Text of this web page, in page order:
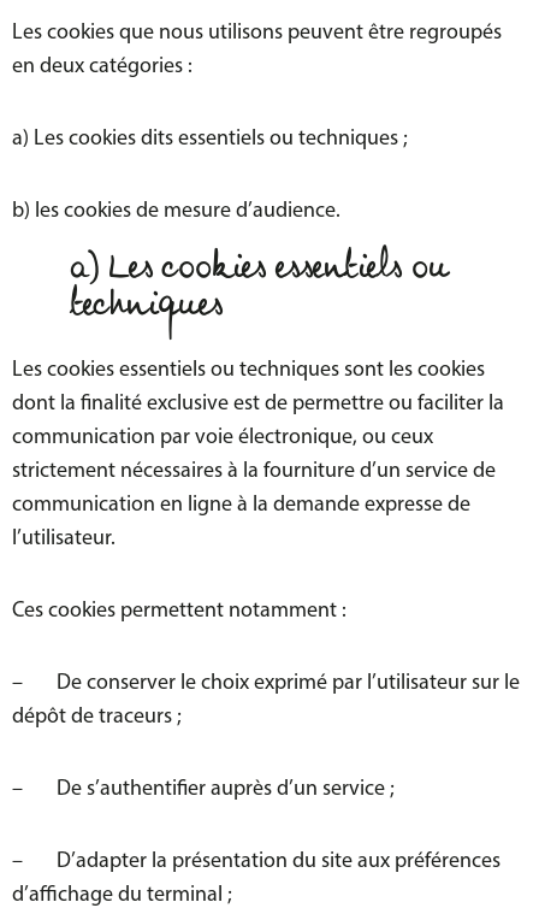
Les cookies que nous utilisons peuvent être regroupés
en deux catégories :
a) Les cookies dits essentiels ou techniques ;
b) les cookies de mesure d’audience.
a) Les cookies essentiels ou
techniques
Les cookies essentiels ou techniques sont les cookies
dont la finalité exclusive est de permettre ou faciliter la
communication par voie électronique, ou ceux
strictement nécessaires à la fourniture d’un service de
communication en ligne à la demande expresse de
l’utilisateur.
Ces cookies permettent notamment :
– De conserver le choix exprimé par l’utilisateur sur le
dépôt de traceurs ;
– De s’authentifier auprès d’un service ;
– D’adapter la présentation du site aux préférences
d’affichage du terminal ;